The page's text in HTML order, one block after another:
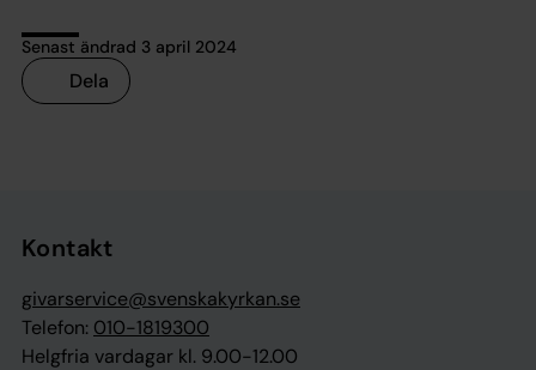
Senast ändrad 3 april 2024
Dela
Kontakt
givarservice@svenskakyrkan.se
Telefon: 010-1819300
Helgfria vardagar kl. 9.00-12.00